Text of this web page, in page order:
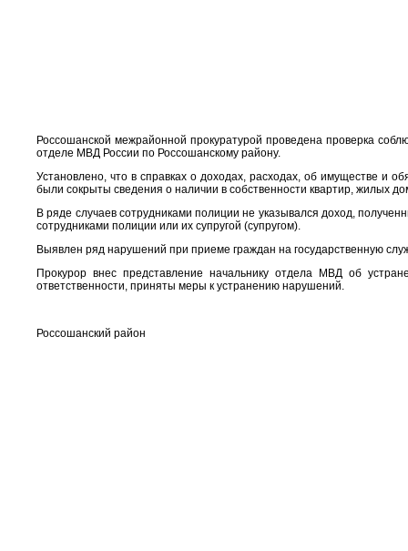
Россошанской межрайонной прокуратурой проведена проверка
отделе МВД России по Россошанскому району.
Установлено, что в справках о доходах, расходах, об имуществе и
были сокрыты сведения о наличии в собственности квартир, жилых
В ряде случаев сотрудниками полиции не указывался доход,
сотрудниками полиции или их супругой (супругом).
Выявлен ряд нарушений при приеме граждан на государственную
Прокурор внес представление начальнику отдела МВД об
ответственности, приняты меры к устранению нарушений.
Россошанский район